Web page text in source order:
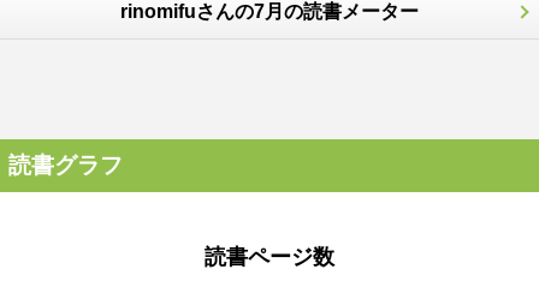
rinomifuさんの7月の読書メーター
読書グラフ
読書ページ数